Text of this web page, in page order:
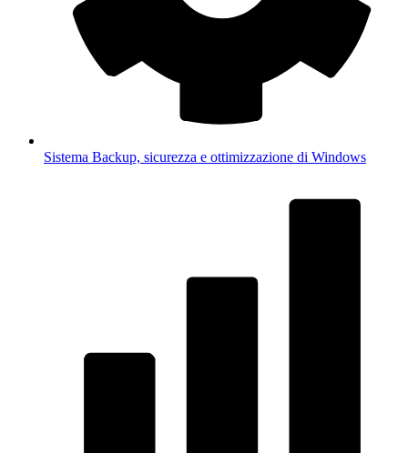
Sistema Backup, sicurezza e ottimizzazione di Windows